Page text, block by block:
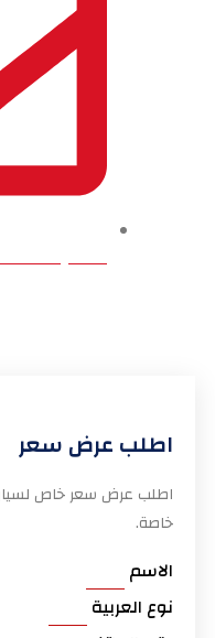
اطلب عرض سعر
اطلب عرض سعر خاص
خاصة.
الاسم
نوع العربية